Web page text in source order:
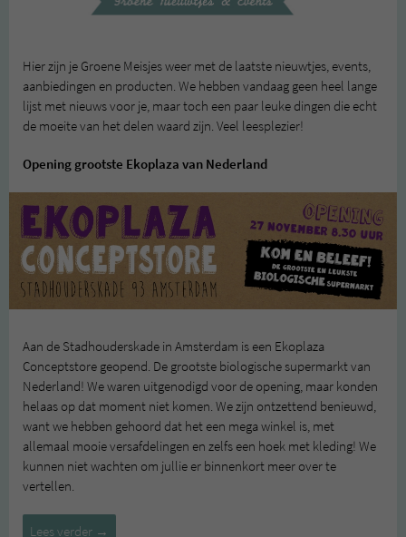
Hier zijn je Groene Meisjes weer met de laatste nieuwtjes, events,
aanbiedingen en producten. We hebben vandaag geen heel lange
lijst met nieuws voor je, maar toch een paar leuke dingen die echt
de moeite van het delen waard zijn. Veel leesplezier!
Opening grootste Ekoplaza van Nederland
Aan de Stadhouderskade in Amsterdam is een Ekoplaza
Conceptstore geopend. De grootste biologische supermarkt van
Nederland! We waren uitgenodigd voor de opening, maar konden
helaas op dat moment niet komen. We zijn ontzettend benieuwd,
want we hebben gehoord dat het een mega winkel is, met
allemaal mooie versafdelingen en zelfs een hoek met kleding! We
kunnen niet wachten om jullie er binnenkort meer over te
vertellen.
Lees verder Leuke
→